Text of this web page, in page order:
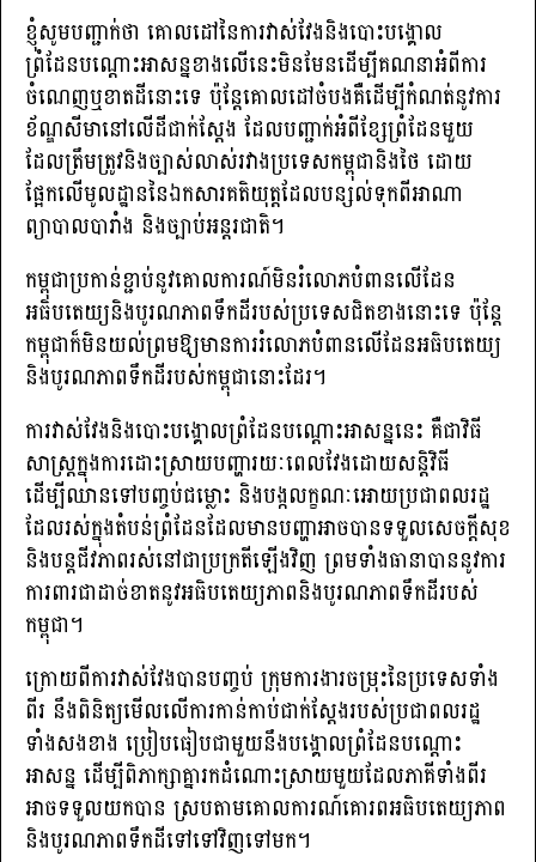
ខ្ញុំសូមបញ្ជាក់ថា គោលដៅនៃការវាស់វែងនិងបោះបង្គោល
ព្រំដែនបណ្តោះអាសន្នខាងលើនេះមិនមែនដើម្បីគណនាអំពីការ
ចំណេញឬខាតដីនោះទេ ប៉ុន្តែគោលដៅចំបងគឺដើម្បីកំណត់នូវការ
ខ័ណ្ឌសីមានៅលើដីជាក់ស្តែង ដែលបញ្ជាក់អំពីខ្សែព្រំដែនមួយ
ដែលត្រឹមត្រូវនិងច្បាស់លាស់រវាងប្រទេសកម្ពុជានិងថៃ ដោយ
ផ្អែកលើមូលដ្ឋាននៃឯកសារគតិយុត្តដែលបន្សល់ទុកពីអាណា
ព្យាបាលបារាំង និងច្បាប់អន្តរជាតិ។
កម្ពុជាប្រកាន់ខ្ជាប់នូវគោលការណ៍មិនរំលោភបំពានលើដែន
អធិបតេយ្យនិងបូរណភាពទឹកដីរបស់ប្រទេសជិតខាងនោះទេ ប៉ុន្តែ
កម្ពុជាក៏មិនយល់ព្រមឱ្យមានការរំលោភបំពានលើដែនអធិបតេយ្យ
និងបូរណភាពទឹកដីរបស់កម្ពុជានោះដែរ។
ការវាស់វែងនិងបោះបង្គោលព្រំដែនបណ្តោះអាសន្ននេះ គឺជាវិធី
សាស្ត្រក្នុងការដោះស្រាយបញ្ហារយៈពេលវែងដោយសន្តិវិធី
ដើម្បីឈានទៅបញ្ចប់ជម្លោះ និងបង្កលក្ខណៈអោយប្រជាពលរដ្ឋ
ដែលរស់ក្នុងតំបន់ព្រំដែនដែលមានបញ្ហាអាចបានទទួលសេចក្តីសុខ
និងបន្តជីវភាពរស់នៅជាប្រក្រតីឡើងវិញ ព្រមទាំងធានាបាននូវការ
ការពារជាដាច់ខាតនូវអធិបតេយ្យភាពនិងបូរណភាពទឹកដីរបស់
កម្ពុជា។
ក្រោយពីការវាស់វែងបានបញ្ចប់ ក្រុមការងារចម្រុះនៃប្រទេសទាំង
ពីរ នឹងពិនិត្យមើលលើការកាន់កាប់ជាក់ស្តែងរបស់ប្រជាពលរដ្ឋ
ទាំងសងខាង ប្រៀបធៀបជាមួយនឹងបង្គោលព្រំដែនបណ្តោះ
អាសន្ន ដើម្បីពិភាក្សាគ្នារកដំណោះស្រាយមួយដែលភាគីទាំងពីរ
អាចទទួលយកបាន ស្របតាមគោលការណ៍គោរពអធិបតេយ្យភាព
និងបូរណភាពទឹកដីទៅទៅវិញទៅមក។